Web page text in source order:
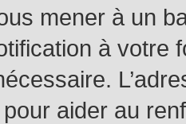
mener à un
à votre
aider au